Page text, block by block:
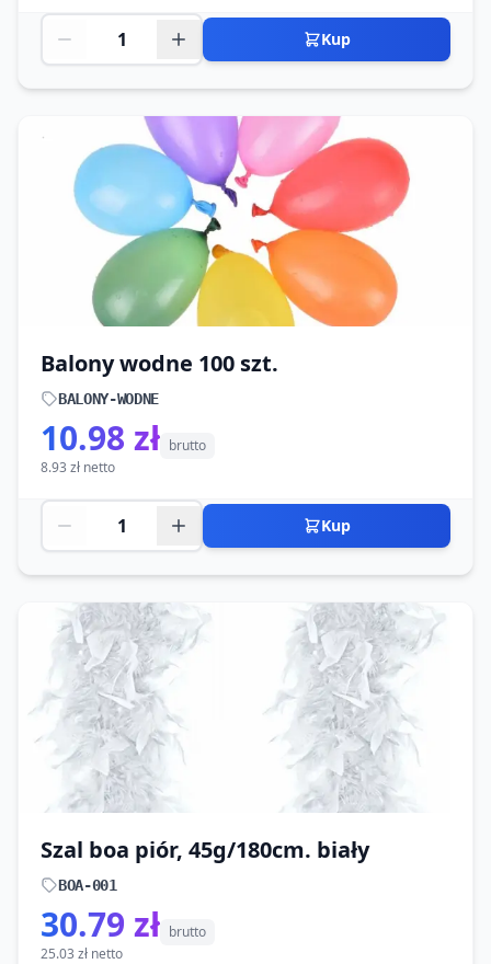
Kup
Balony wodne 100 szt.
BALONY-WODNE
10.98 zł brutto
8.93 zł netto
Kup
Szal boa piór, 45g/180cm. biały
BOA-001
30.79 zł brutto
25.03 zł netto